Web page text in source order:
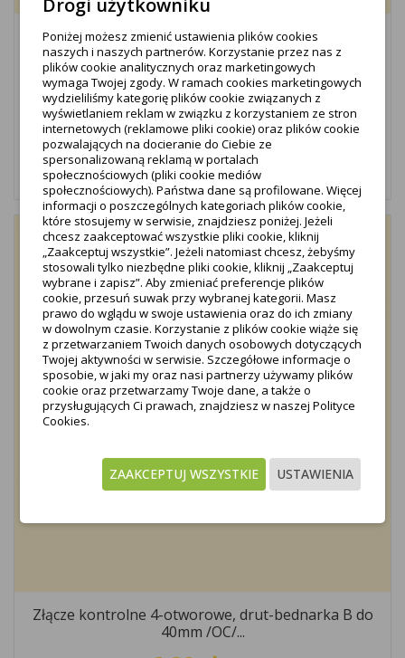
Złącze krzyżowe 4-otworowe 2 płytkowe /CU/ (KBH-
SO-AH01102)
50,81 zł netto
62,50 zł brutto
Dodaj do koszyka
Złącze kontrolne 4-otworowe, drut-bednarka B do
40mm /OC/...
Drogi użytkowniku
Poniżej możesz zmienić ustawienia plików cookies
naszych i naszych partnerów. Korzystanie przez nas z
plików cookie analitycznych oraz marketingowych
wymaga Twojej zgody. W ramach cookies marketingowych
wydzieliliśmy kategorię plików cookie związanych z
wyświetlaniem reklam w związku z korzystaniem ze stron
internetowych (reklamowe pliki cookie) oraz plików cookie
pozwalających na docieranie do Ciebie ze
spersonalizowaną reklamą w portalach
społecznościowych (pliki cookie mediów
społecznościowych). Państwa dane są profilowane. Więcej
informacji o poszczególnych kategoriach plików cookie,
które stosujemy w serwisie, znajdziesz poniżej. Jeżeli
chcesz zaakceptować wszystkie pliki cookie, kliknij
„Zaakceptuj wszystkie”. Jeżeli natomiast chcesz, żebyśmy
stosowali tylko niezbędne pliki cookie, kliknij „Zaakceptuj
wybrane i zapisz”. Aby zmieniać preferencje plików
cookie, przesuń suwak przy wybranej kategorii. Masz
prawo do wglądu w swoje ustawienia oraz do ich zmiany
w dowolnym czasie. Korzystanie z plików cookie wiąże się
z przetwarzaniem Twoich danych osobowych dotyczących
Twojej aktywności w serwisie. Szczegółowe informacje o
sposobie, w jaki my oraz nasi partnerzy używamy plików
cookie oraz przetwarzamy Twoje dane, a także o
przysługujących Ci prawach, znajdziesz w naszej Polityce
Cookies.
USTAWIENIA
ZAAKCEPTUJ WSZYSTKIE